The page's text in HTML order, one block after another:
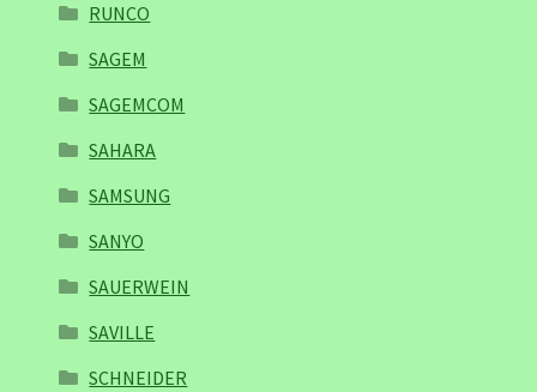
RUNCO
SAGEM
SAGEMCOM
SAHARA
SAMSUNG
SANYO
SAUERWEIN
SAVILLE
SCHNEIDER